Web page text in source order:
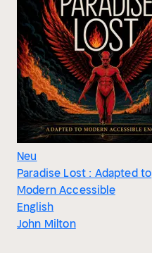
Neu
Paradise Lost : Adapted to
Modern Accessible
English
John Milton